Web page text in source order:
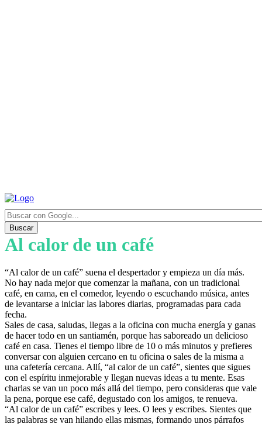
Buscar
Al calor de un café
“Al calor de un café” suena el despertador y empieza un día más.
No hay nada mejor que comenzar la mañana, con un tradicional
café, en cama, en el comedor, leyendo o escuchando música, antes
de levantarse a iniciar las labores diarias, programadas para cada
fecha.
Sales de casa, saludas, llegas a la oficina con mucha energía y ganas
de hacer todo en un santiamén, porque has saboreado un delicioso
café en casa. Tienes el tiempo libre de 10 o más minutos y prefieres
conversar con alguien cercano en tu oficina o sales de la misma a
una cafetería cercana. Allí, “al calor de un café”, sientes que sigues
con el espíritu inmejorable y llegan nuevas ideas a tu mente. Esas
charlas se van un poco más allá del tiempo, pero consideras que vale
la pena, porque ese café, degustado con los amigos, te renueva.
“Al calor de un café” escribes y lees. O lees y escribes. Sientes que
las palabras se van hilando ellas mismas, formando unos párrafos